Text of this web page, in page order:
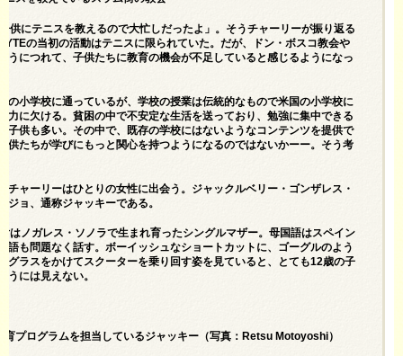
供にテニスを教えるので大忙しだったよ」。そうチャーリーが振り返る
の当初の活動はテニスに限られていた。だが、ドン・ボスコ教会や
うにつれて、子供たちに教育の機会が不足していると感じるようになっ
の小学校に通っているが、学校の授業は伝統的なもので米国の小学校に
力に欠ける。貧困の中で不安定な生活を送っており、勉強に集中できる
子供も多い。その中で、既存の学校にはないようなコンテンツを提供で
供たちが学びにもっと関心を持つようになるのではないかーー。そう考
チャーリーはひとりの女性に出会う。ジャックルベリー・ゴンザレス・
ジョ、通称ジャッキーである。
はノガレス・ソノラで生まれ育ったシングルマザー。母国語はスペイン
語も問題なく話す。ボーイッシュなショートカットに、ゴーグルのよう
グラスをかけてスクーターを乗り回す姿を見ていると、とても12歳の子
うには見えない。
育プログラムを担当しているジャッキー（写真：Retsu Motoyoshi）